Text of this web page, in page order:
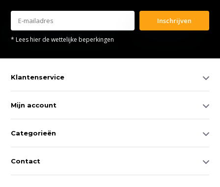
Inschrijven
* Lees hier de wettelijke beperkingen
Klantenservice
Mijn account
Categorieën
Contact